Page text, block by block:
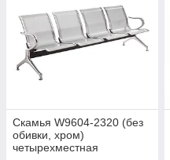
Скамья W9604-2320 (без
обивки, хром)
четырехместная